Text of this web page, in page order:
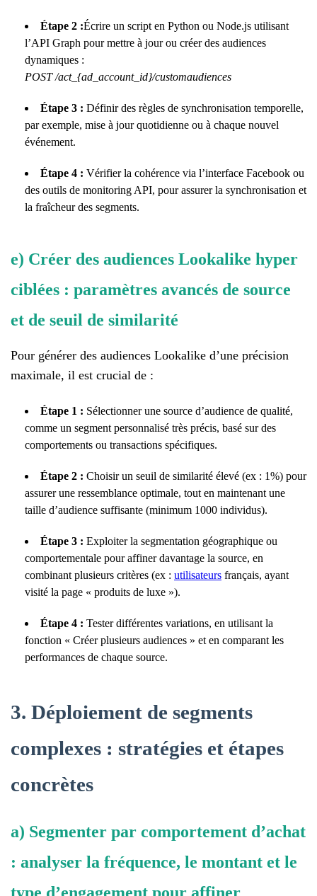
Étape 2 :Écrire un script en Python ou Node.js utilisant
l’API Graph pour mettre à jour ou créer des audiences
dynamiques :
POST /act_{ad_account_id}/customaudiences
Étape 3 : Définir des règles de synchronisation temporelle,
par exemple, mise à jour quotidienne ou à chaque nouvel
événement.
Étape 4 : Vérifier la cohérence via l’interface Facebook ou
des outils de monitoring API, pour assurer la synchronisation et
la fraîcheur des segments.
e) Créer des audiences Lookalike hyper
ciblées : paramètres avancés de source
et de seuil de similarité
Pour générer des audiences Lookalike d’une précision
maximale, il est crucial de :
Étape 1 : Sélectionner une source d’audience de qualité,
comme un segment personnalisé très précis, basé sur des
comportements ou transactions spécifiques.
Étape 2 : Choisir un seuil de similarité élevé (ex : 1%) pour
assurer une ressemblance optimale, tout en maintenant une
taille d’audience suffisante (minimum 1000 individus).
Étape 3 : Exploiter la segmentation géographique ou
comportementale pour affiner davantage la source, en
combinant plusieurs critères (ex : utilisateurs français, ayant
visité la page « produits de luxe »).
Étape 4 : Tester différentes variations, en utilisant la
fonction « Créer plusieurs audiences » et en comparant les
performances de chaque source.
3. Déploiement de segments
complexes : stratégies et étapes
concrètes
a) Segmenter par comportement d’achat
: analyser la fréquence, le montant et le